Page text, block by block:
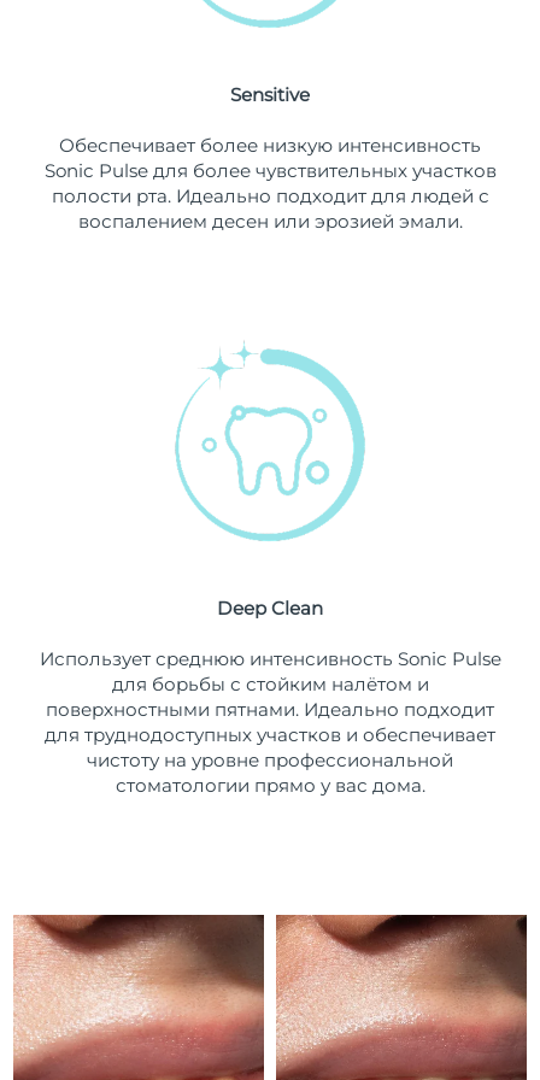
Sensitive
Обеспечивает более низкую интенсивность
Sonic Pulse для более чувствительных участков
полости рта. Идеально подходит для людей с
воспалением десен или эрозией эмали.
Deep Clean
Использует среднюю интенсивность Sonic Pulse
для борьбы с стойким налётом и
поверхностными пятнами. Идеально подходит
для труднодоступных участков и обеспечивает
чистоту на уровне профессиональной
стоматологии прямо у вас дома.
Новая Зеландия
8/9/26
Норвегия
Ожидаемая дата доставки
8/9/26
Ожидаемая дата доставки
Ожидаемая дата доставки
Ожидаемая дата доставки
Катар
8/10/26
Реюньон
Ожидаемая дата доставки
8/14/26
Румыния
Ожидаемая дата доставки
Саудовская Аравия
Ожидаемая дата доставки
8/10/26
Сингапур
Ожидаемая дата доставки
8/11/26
Ожидаемая дата доставки